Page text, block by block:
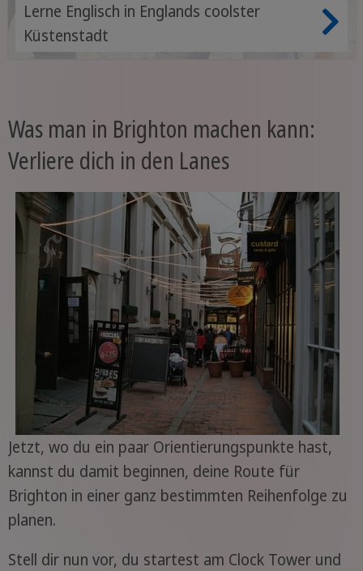
Lerne Englisch in Englands coolster
Küstenstadt
Was man in Brighton machen kann:
Verliere dich in den Lanes
Jetzt, wo du ein paar Orientierungspunkte hast,
kannst du damit beginnen, deine Route für
Brighton in einer ganz bestimmten Reihenfolge zu
planen.
Stell dir nun vor, du startest am Clock Tower und